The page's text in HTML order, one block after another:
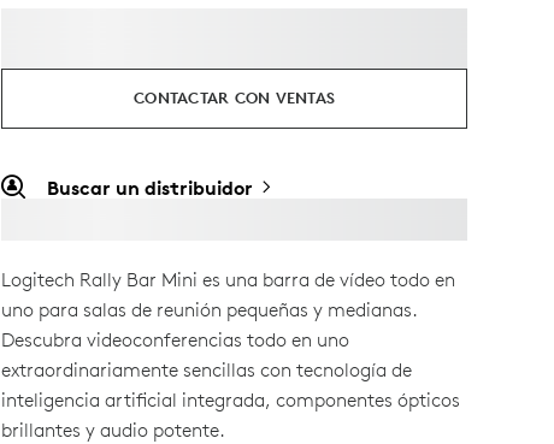
CONTACTAR CON VENTAS
Buscar un distribuidor
Logitech Rally Bar Mini es una barra de vídeo todo en
uno para salas de reunión pequeñas y medianas.
Descubra videoconferencias todo en uno
extraordinariamente sencillas con tecnología de
inteligencia artificial integrada, componentes ópticos
brillantes y audio potente.